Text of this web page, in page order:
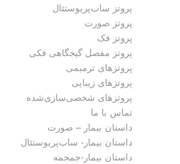
پروتز ساب‌پریوستئال
پروتز صورت
پروتز فک
پروتز مفصل گیجگاهی فکی
پروتز‌های ترمیمی
پروتزهای زیبایی
پروتزهای شخصی‌سازی‌شده
تماس با ما
داستان بیمار – صورت
داستان بیمار- ساب‌پریوستئال
داستان بیمار-جمجمه